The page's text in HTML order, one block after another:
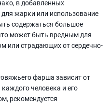
в добавленных
жарки или использование
содержаться большое
может быть вредным для
или страдающих от сердечно-
фарша зависит от
человека и его
рекомендуется